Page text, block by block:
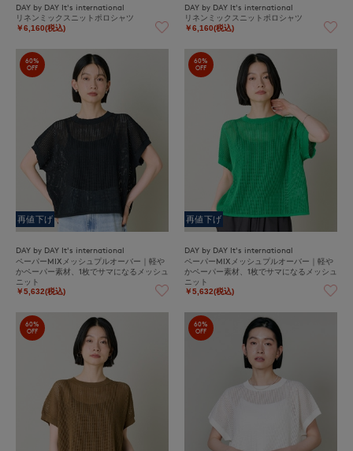
DAY by DAY It's international
リネンミックスニットポロシャツ
￥6,160(税込)
DAY by DAY It's international
リネンミックスニットポロシャツ
￥6,160(税込)
60%
OFF
再値下げ
DAY by DAY It's international
ペーパーMIXメッシュプルオーバー｜軽や
かペーパー素材、1枚でサマになるメッシュ
ニット
￥5,632(税込)
60%
OFF
再値下げ
DAY by DAY It's international
ペーパーMIXメッシュプルオーバー｜軽や
かペーパー素材、1枚でサマになるメッシュ
ニット
￥5,632(税込)
60%
OFF
60%
OFF